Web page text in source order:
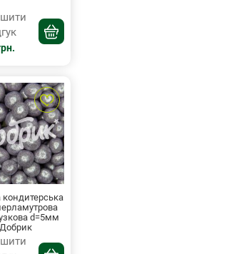
d=5мм